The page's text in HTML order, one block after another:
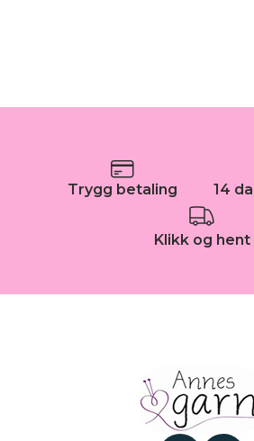
Trygg betaling 14
Klikk og hent